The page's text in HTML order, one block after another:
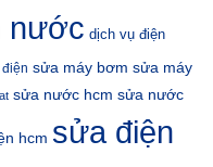
nước dịch vụ điện
sửa máy bơm sửa máy
sửa nước hcm sửa nước
hcm sửa điện